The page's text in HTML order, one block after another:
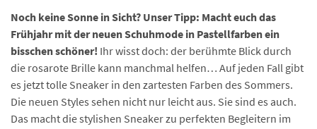
Noch keine Sonne in Sicht? Unser Tipp: Macht euch das
Frühjahr mit der neuen Schuhmode in Pastellfarben ein
bisschen schöner! Ihr wisst doch: der berühmte Blick durch
die rosarote Brille kann manchmal helfen… Auf jeden Fall gibt
es jetzt tolle Sneaker in den zartesten Farben des Sommers.
Die neuen Styles sehen nicht nur leicht aus. Sie sind es auch.
Das macht die stylishen Sneaker zu perfekten Begleitern im